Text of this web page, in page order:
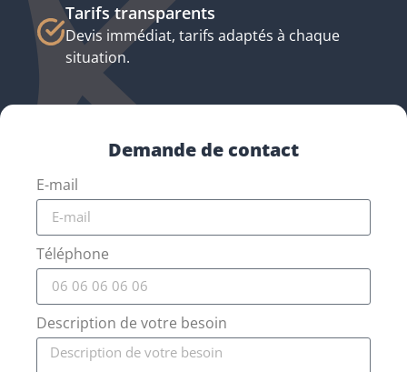
Tarifs transparents
Devis immédiat, tarifs adaptés à chaque
situation.
Demande de contact
E-mail
Téléphone
Description de votre besoin